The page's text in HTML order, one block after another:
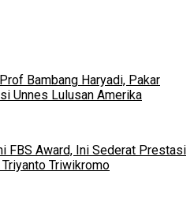
Bambang Haryadi, Pakar
Unnes Lulusan Amerika
FBS Award, Ini Sederat Prestasi
Triwikromo